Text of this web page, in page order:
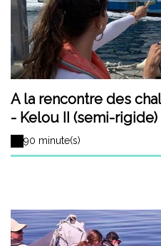
A la rencontre des
- Kelou II (semi-rigide)
90 minute(s)